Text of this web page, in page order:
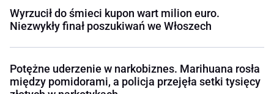
Wyrzucił do śmieci kupon wart milion euro.
Niezwykły finał poszukiwań we Włoszech
Potężne uderzenie w narkobiznes. Marihuana rosła
między pomidorami, a policja przejęła setki tysięcy